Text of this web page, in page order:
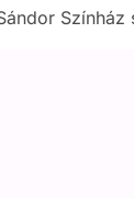
Színház